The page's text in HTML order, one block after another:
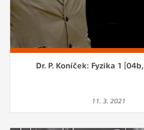
Dr. P. Koníček: Fyzika 1
11. 3. 2021